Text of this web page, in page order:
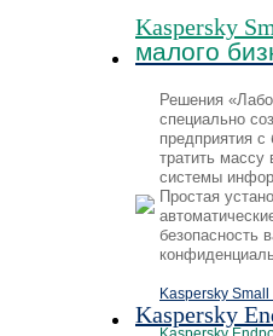
Kaspersky
малого
Решения
специально
предприятия
тратить массу
системы
Простая
безопасность
Kaspersky
Kaspersky